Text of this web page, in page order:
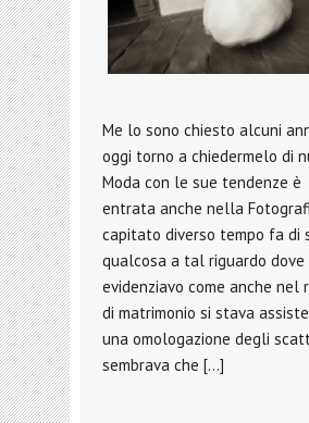
Me lo sono chiesto alcuni
oggi torno a chiedermelo di
Moda con le sue tendenze è
entrata anche nella
capitato diverso tempo fa di
qualcosa a tal riguardo dove
evidenziavo come anche nel
di matrimonio si stava
una omologazione degli
sembrava che […]